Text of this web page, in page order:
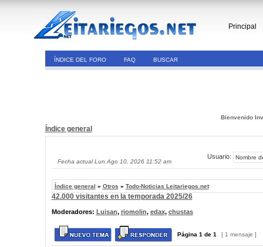
Principal
ÍNDICE DEL FORO FAQ BUSCAR
Bienvenido
Índice general
Fecha actual Lun Ago 10, 2026 11:52 am
Usuario:
Índice general » Otros » Todo-Noticias Leitariegos.net
42.000 visitantes en la temporada 2025/26
Moderadores: Luisan, riomolin, edax, chustas
Página 1 de 1 [ 1 mensaje ]